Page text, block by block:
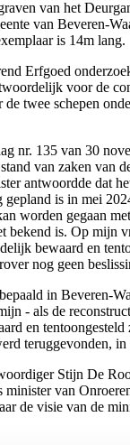
van het
van Beveren-
is 14m lang.
Erfgoed
voor de
twee schepen
nr. 135 van 30
van zaken van
antwoordde dat
gepland is in mei
worden gegaan
bekend is. Op mijn
bewaard en
nog geen
in Beveren-
- als de
en
teruggevonden, in
Stijn De
van
de visie van de